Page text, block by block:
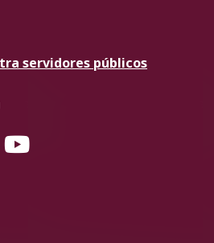
servidores públicos